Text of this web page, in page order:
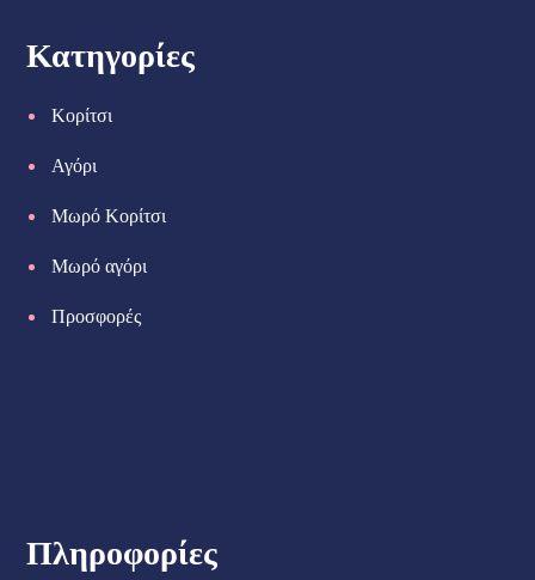
Κατηγορίες
Κορίτσι
Αγόρι
Μωρό Κορίτσι
Μωρό αγόρι
Προσφορές
Πληροφορίες